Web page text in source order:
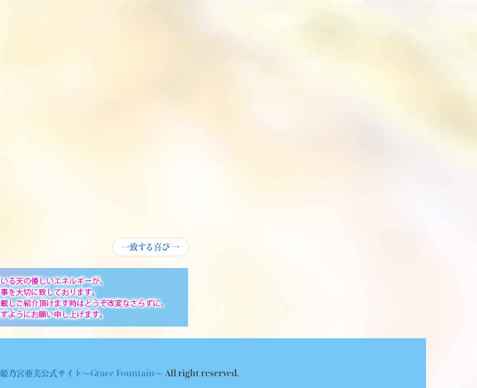
Next
post:
一致する喜び →
姫乃宮亜美公式サイト～Grace Fountain～ All right reserved.